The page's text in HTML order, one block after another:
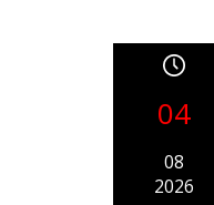
04
08
2026